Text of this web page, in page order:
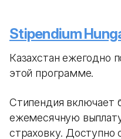
Stipendium
Казахстан ежегодно
этой программе.
Стипендия включает
ежемесячную
страховку. Доступно